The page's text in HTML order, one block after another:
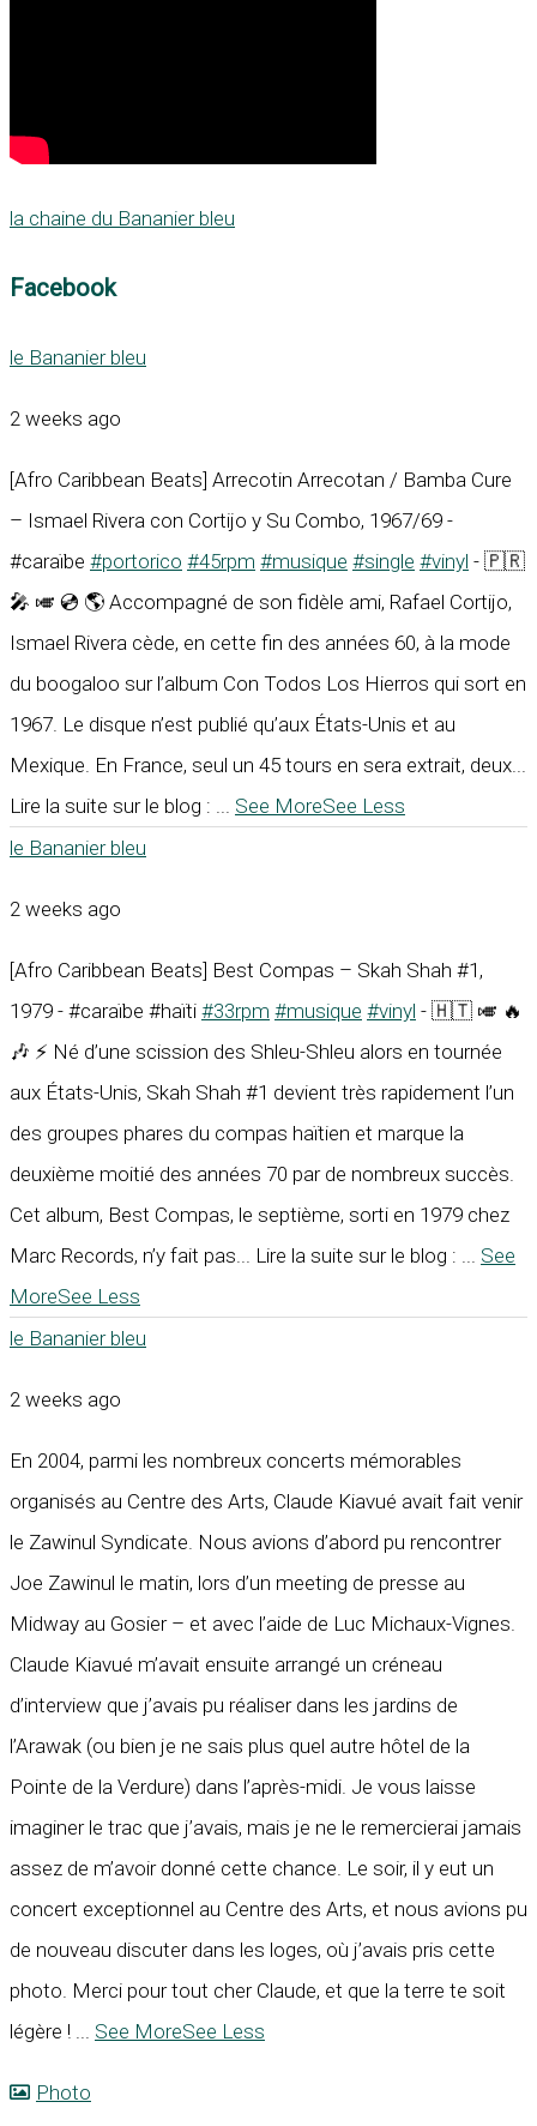
la chaine du Bananier bleu
Facebook
le Bananier bleu
2 weeks ago
[Afro Caribbean Beats] Arrecotin Arrecotan / Bamba Cure
– Ismael Rivera con Cortijo y Su Combo, 1967/69 -
#caraïbe #portorico #45rpm #musique #single #vinyl - 🇵🇷
🎤 🎺 💿 🌎 Accompagné de son fidèle ami, Rafael Cortijo,
Ismael Rivera cède, en cette fin des années 60, à la mode
du boogaloo sur l’album Con Todos Los Hierros qui sort en
1967. Le disque n’est publié qu’aux États-Unis et au
Mexique. En France, seul un 45 tours en sera extrait, deux...
Lire la suite sur le blog : ... See MoreSee Less
le Bananier bleu
2 weeks ago
[Afro Caribbean Beats] Best Compas – Skah Shah #1,
1979 - #caraïbe #haïti #33rpm #musique #vinyl - 🇭🇹 🎺 🔥
🎶 ⚡ Né d’une scission des Shleu-Shleu alors en tournée
aux États-Unis, Skah Shah #1 devient très rapidement l’un
des groupes phares du compas haïtien et marque la
deuxième moitié des années 70 par de nombreux succès.
Cet album, Best Compas, le septième, sorti en 1979 chez
Marc Records, n’y fait pas... Lire la suite sur le blog : ... See
MoreSee Less
le Bananier bleu
2 weeks ago
En 2004, parmi les nombreux concerts mémorables
organisés au Centre des Arts, Claude Kiavué avait fait venir
le Zawinul Syndicate. Nous avions d’abord pu rencontrer
Joe Zawinul le matin, lors d’un meeting de presse au
Midway au Gosier – et avec l’aide de Luc Michaux-Vignes.
Claude Kiavué m’avait ensuite arrangé un créneau
d’interview que j’avais pu réaliser dans les jardins de
l’Arawak (ou bien je ne sais plus quel autre hôtel de la
Pointe de la Verdure) dans l’après-midi. Je vous laisse
imaginer le trac que j’avais, mais je ne le remercierai jamais
assez de m’avoir donné cette chance. Le soir, il y eut un
concert exceptionnel au Centre des Arts, et nous avions pu
de nouveau discuter dans les loges, où j’avais pris cette
photo. Merci pour tout cher Claude, et que la terre te soit
légère ! ... See MoreSee Less
Photo